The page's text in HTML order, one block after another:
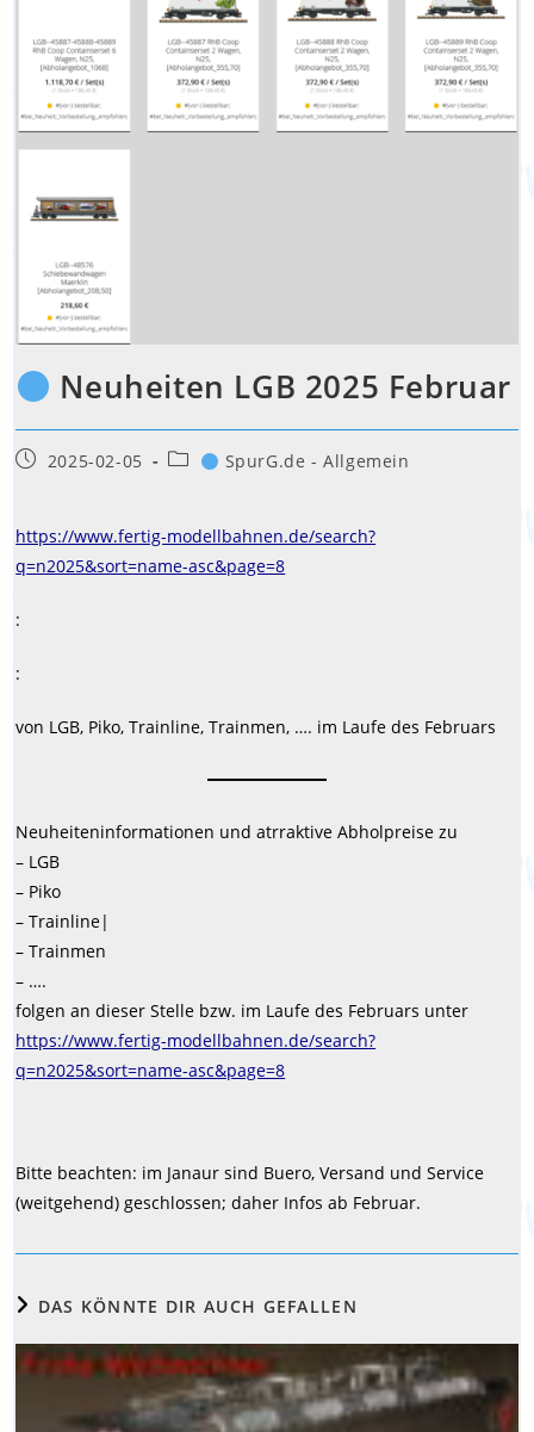
Neuheiten LGB 2025 Februar
Beitrag2025-02-05
Beitrags-SpurG.de - Allgemein
https://www.fertig-modellbahnen.de/search?
q=n2025&sort=name-asc&page=8
:
:
von LGB, Piko, Trainline, Trainmen, …. im Laufe des Februars
Neuheiteninformationen und atrraktive Abholpreise zu
– LGB
– Piko
– Trainline|
– Trainmen
– ….
folgen an dieser Stelle bzw. im Laufe des Februars unter
https://www.fertig-modellbahnen.de/search?
q=n2025&sort=name-asc&page=8
Bitte beachten: im Janaur sind Buero, Versand und Service
(weitgehend) geschlossen; daher Infos ab Februar.
DAS KÖNNTE DIR AUCH GEFALLEN